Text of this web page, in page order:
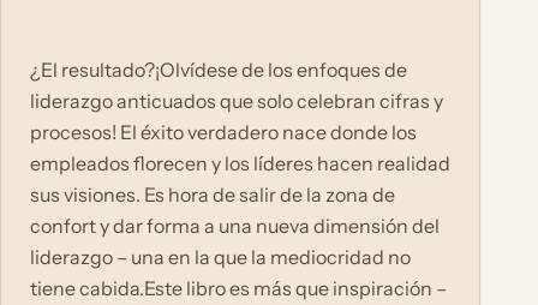
¿El resultado?¡Olvídese de los enfoques de
liderazgo anticuados que solo celebran cifras y
procesos! El éxito verdadero nace donde los
empleados florecen y los líderes hacen realidad
sus visiones. Es hora de salir de la zona de
confort y dar forma a una nueva dimensión del
liderazgo – una en la que la mediocridad no
tiene cabida.Este libro es más que inspiración –